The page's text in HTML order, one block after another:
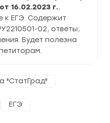
16.02.2023 г.,
к ЕГЭ. Содержит
02, ответы,
Будет полезна
"СтатГрад"
ЕГЭ